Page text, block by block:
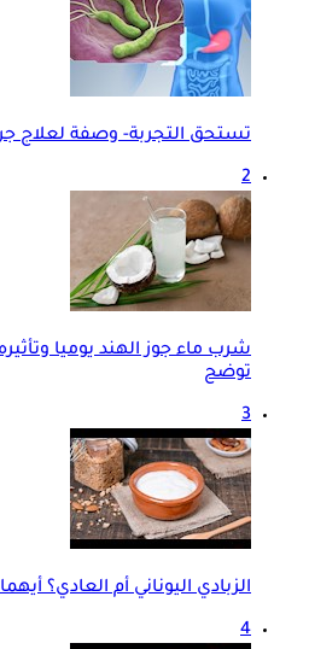
تستحق التجربة- وصفة لعلاج
2
شرب ماء جوز الهند يوميا
توضح
3
الزبادي اليوناني أم العادي؟
4